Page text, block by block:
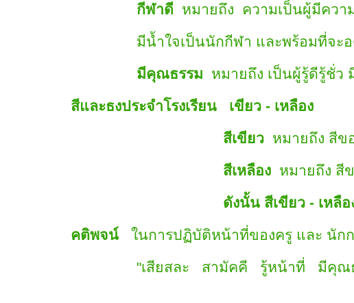
กีฬาดี หมายถึง ความเป็นผู้มีคว
มีน้ำใจเป็นนักกีฬา และพร้อมที่จะอด
มีคุณธรรม หมายถึง เป็นผู้รู้ดีรู้ชั่ว
สีและธงประจำโรงเรียน เขียว - เหลือง
สีเขียวหมายถึง สีขอ
สีเหลืองหมายถึง สีข
ดังนั้น สีเขียว - เหลือ
คติพจน์ ในการปฏิบัติหน้าที่ของครู และ นักก
"เสียสละ สามัคคี รู้หน้าที่ มีคุณธรร